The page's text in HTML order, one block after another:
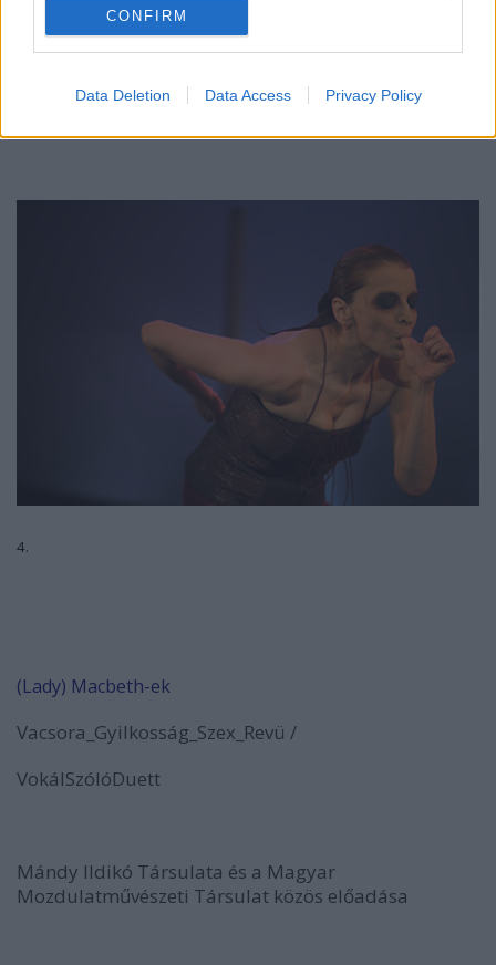
CONFIRM
Data Deletion Data Access Privacy Policy
4.
(Lady) Macbeth-ek
Vacsora_Gyilkosság_Szex_Revü /
VokálSzólóDuett
Mándy Ildikó Társulata és a Magyar
Mozdulatművészeti Társulat közös előadása